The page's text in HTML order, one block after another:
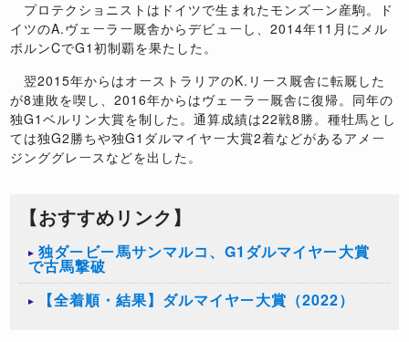
プロテクショニストはドイツで生まれたモンズーン産駒。ド
イツのA.ヴェーラー厩舎からデビューし、2014年11月にメル
ボルンCでG1初制覇を果たした。
翌2015年からはオーストラリアのK.リース厩舎に転厩した
が8連敗を喫し、2016年からはヴェーラー厩舎に復帰。同年の
独G1ベルリン大賞を制した。通算成績は22戦8勝。種牡馬とし
ては独G2勝ちや独G1ダルマイヤー大賞2着などがあるアメー
ジンググレースなどを出した。
【おすすめリンク】
​独ダービー馬サンマルコ、G1ダルマイヤー大賞
で古馬撃破
【全着順・結果】ダルマイヤー大賞（2022）